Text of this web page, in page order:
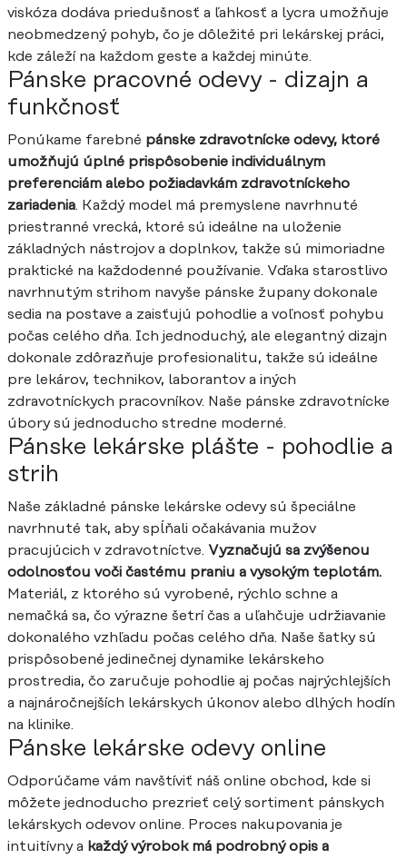
viskóza dodáva priedušnosť a ľahkosť a lycra umožňuje
neobmedzený pohyb, čo je dôležité pri lekárskej práci,
kde záleží na každom geste a každej minúte.
Pánske pracovné odevy - dizajn a
funkčnosť
Ponúkame farebné pánske zdravotnícke odevy, ktoré
umožňujú úplné prispôsobenie individuálnym
preferenciám alebo požiadavkám zdravotníckeho
zariadenia. Každý model má premyslene navrhnuté
priestranné vrecká, ktoré sú ideálne na uloženie
základných nástrojov a doplnkov, takže sú mimoriadne
praktické na každodenné používanie. Vďaka starostlivo
navrhnutým strihom navyše pánske župany dokonale
sedia na postave a zaisťujú pohodlie a voľnosť pohybu
počas celého dňa. Ich jednoduchý, ale elegantný dizajn
dokonale zdôrazňuje profesionalitu, takže sú ideálne
pre lekárov, technikov, laborantov a iných
zdravotníckych pracovníkov. Naše pánske zdravotnícke
úbory sú jednoducho stredne moderné.
Pánske lekárske plášte - pohodlie a
strih
Naše základné pánske lekárske odevy sú špeciálne
navrhnuté tak, aby spĺňali očakávania mužov
pracujúcich v zdravotníctve. Vyznačujú sa zvýšenou
odolnosťou voči častému praniu a vysokým teplotám.
Materiál, z ktorého sú vyrobené, rýchlo schne a
nemačká sa, čo výrazne šetrí čas a uľahčuje udržiavanie
dokonalého vzhľadu počas celého dňa. Naše šatky sú
prispôsobené jedinečnej dynamike lekárskeho
prostredia, čo zaručuje pohodlie aj počas najrýchlejších
a najnáročnejších lekárskych úkonov alebo dlhých hodín
na klinike.
Pánske lekárske odevy online
Odporúčame vám navštíviť náš online obchod, kde si
môžete jednoducho prezrieť celý sortiment pánskych
lekárskych odevov online. Proces nakupovania je
intuitívny a každý výrobok má podrobný opis a